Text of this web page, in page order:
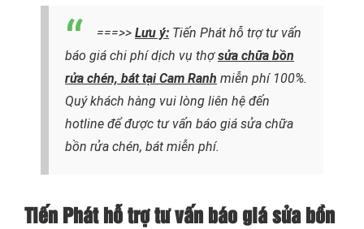
===>> Lưu ý: Tiến Phát hỗ trợ tư vấn
báo giá chi phí dịch vụ thợsửa chữa bồn
rửa chén, bát tại Cam Ranh miễn phí 100%.
Quý khách hàng vui lòng liên hệ đến
hotline để được tư vấn báo giá sửa chữa
bồn rửa chén, bát miễn phí.
Tiến Phát hỗ trợ tư vấn báo giá sửa bồn